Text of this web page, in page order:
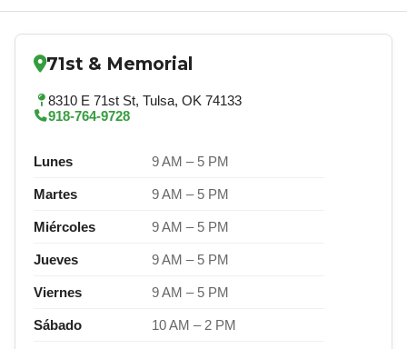
71st & Memorial
8310 E 71st St, Tulsa, OK 74133
918-764-9728
Lunes 9 AM – 5 PM
Martes 9 AM – 5 PM
Miércoles 9 AM – 5 PM
Jueves 9 AM – 5 PM
Viernes 9 AM – 5 PM
Sábado 10 AM – 2 PM